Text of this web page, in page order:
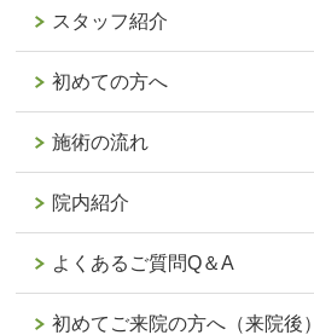
スタッフ紹介
初めての方へ
施術の流れ
院内紹介
よくあるご質問Q＆A
初めてご来院の方へ（来院後）